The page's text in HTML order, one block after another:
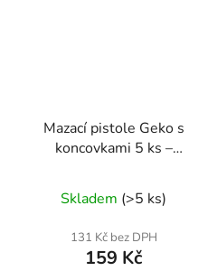
Mazací pistole Geko s
koncovkami 5 ks –
Skladem (>5 ks)
131 Kč bez DPH
159 Kč